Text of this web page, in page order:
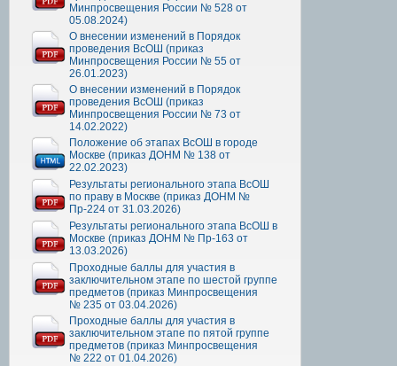
Минпросвещения России № 528 от
05.08.2024)
О внесении изменений в Порядок
проведения ВсОШ (приказ
Минпросвещения России № 55 от
26.01.2023)
О внесении изменений в Порядок
проведения ВсОШ (приказ
Минпросвещения России № 73 от
14.02.2022)
Положение об этапах ВсОШ в городе
Москве (приказ ДОНМ № 138 от
22.02.2023)
Результаты регионального этапа ВсОШ
по праву в Москве (приказ ДОНМ №
Пр-224 от 31.03.2026)
Результаты регионального этапа ВсОШ в
Москве (приказ ДОНМ № Пр-163 от
13.03.2026)
Проходные баллы для участия в
заключительном этапе по шестой группе
предметов (приказ Минпросвещения
№ 235 от 03.04.2026)
Проходные баллы для участия в
заключительном этапе по пятой группе
предметов (приказ Минпросвещения
№ 222 от 01.04.2026)